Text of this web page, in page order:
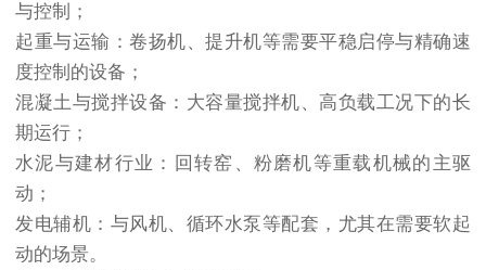
与控制；
起重与运输 ：卷扬机、提升机等需要平稳启停与精确速
度控制的设备；
混凝土与搅拌设备 ：大容量搅拌机、高负载工况下的长
期运行；
水泥与建材行业 ：回转窑、粉磨机等重载机械的主驱
动；
发电辅机 ：与风机、循环水泵等配套，尤其在需要软起
动的场景。